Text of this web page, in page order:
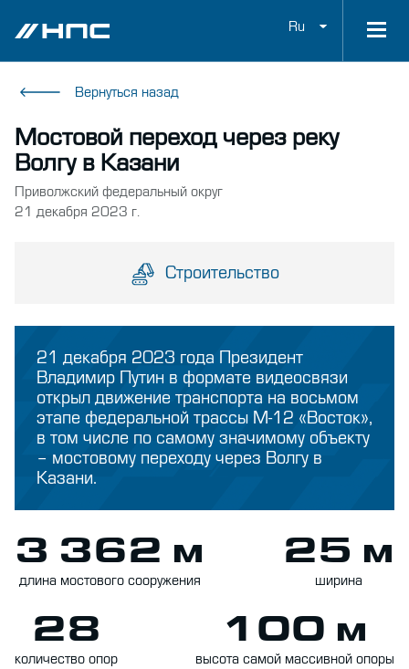
Ru
Вернуться назад
Мостовой переход через реку
Волгу в Казани
Приволжский федеральный округ
21 декабря 2023 г.
Строительство
21 декабря 2023 года Президент
Владимир Путин в формате видеосвязи
открыл движение транспорта на восьмом
этапе федеральной трассы М-12 «Восток»,
в том числе по самому значимому объекту
– мостовому переходу через Волгу в
Казани.
3 362 м
длина мостового сооружения
25 м
ширина
28
количество опор
100 м
высота самой массивной опоры